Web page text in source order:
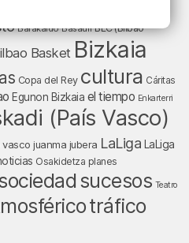
Barakaldo Basauri BEC (Bilbao
Basket Bizkaia
Copa del Rey cultura Cáritas
Egunon Bizkaia el tiempo Enkarterri
(País Vasco)
vasco juanma jubera LaLiga LaLiga
Osakidetza planes
sucesos Teatro
tráfico